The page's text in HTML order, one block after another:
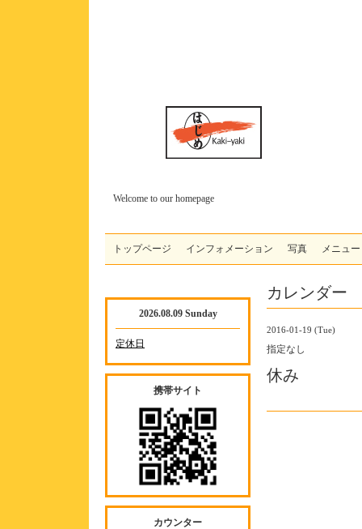
Welcome to our homepage
トップページ インフォメーション 写真 メニュー
カレンダー
2016-01-19 (Tue)
指定なし
休み
2026.08.09 Sunday
定休日
携帯サイト
カウンター